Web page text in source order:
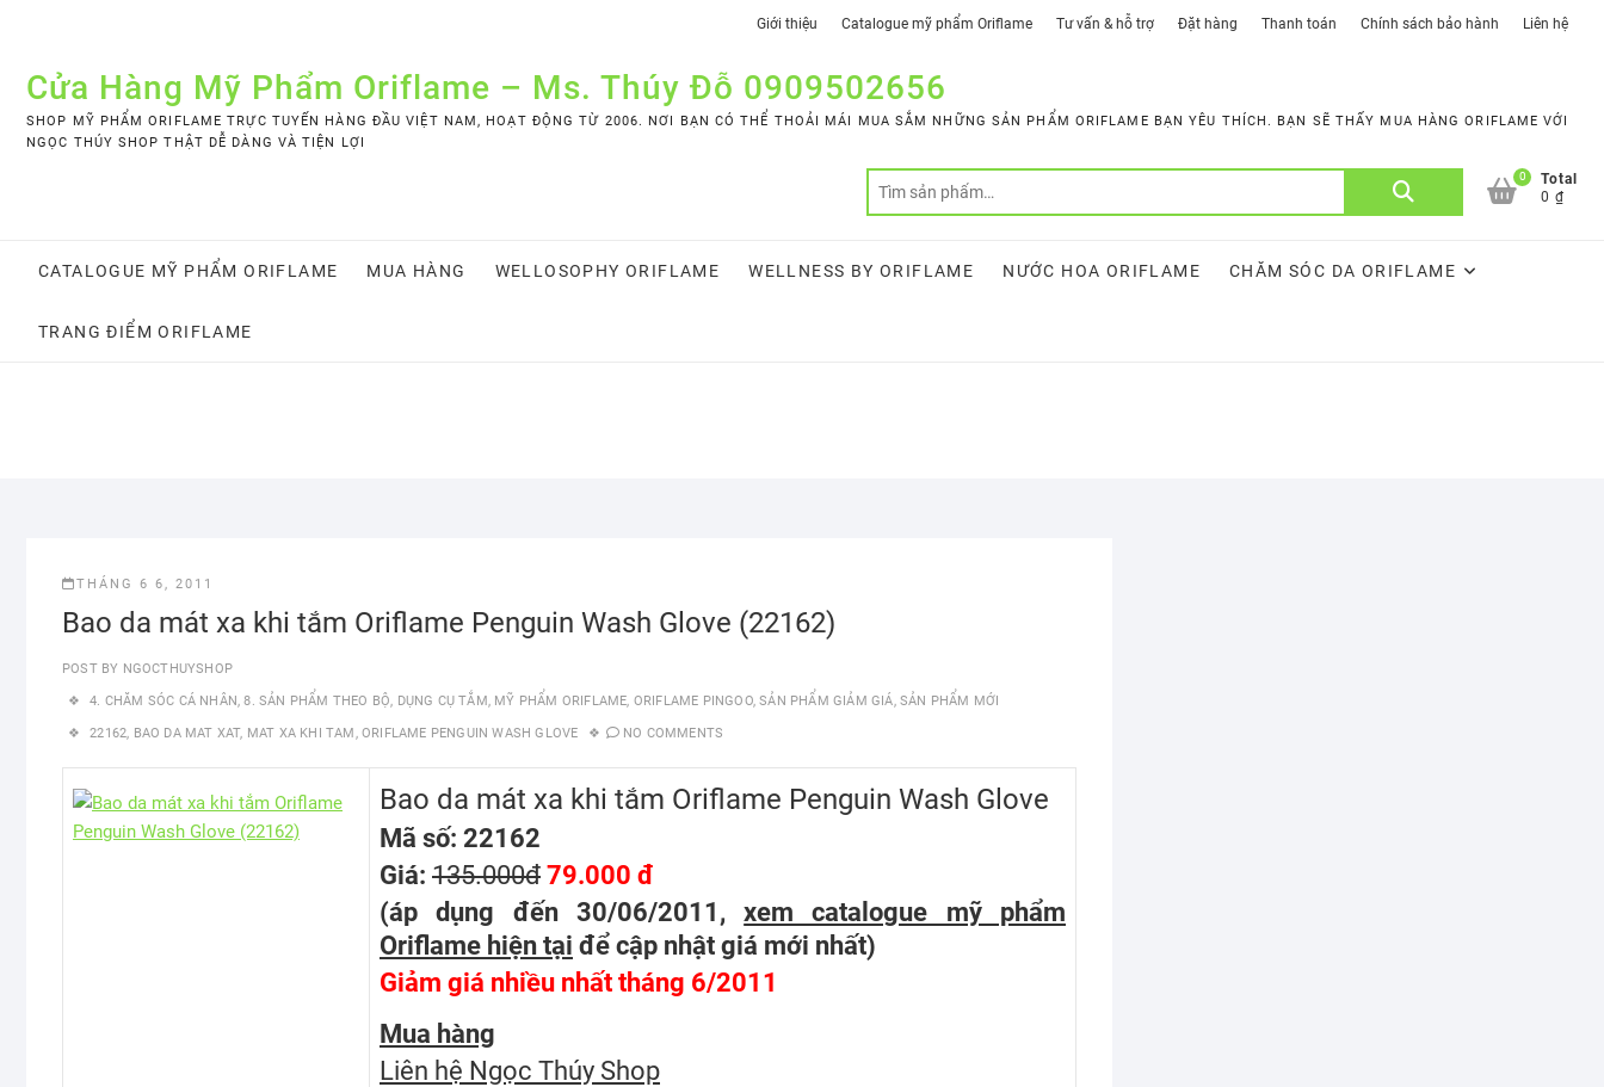
content
Giới thiệu Catalogue mỹ phẩm Oriflame Tư vấn & hỗ trợ Đặt hàng Thanh toán Chính sách bảo hành Liên hệ
Cửa Hàng Mỹ Phẩm Oriflame – Ms. Thúy Đỗ 0909502656
SHOP MỸ PHẨM ORIFLAME TRỰC TUYẾN HÀNG ĐẦU VIỆT NAM, HOẠT ĐỘNG TỪ 2006. NƠI BẠN CÓ THỂ THOẢI MÁI MUA SẮM NHỮNG SẢN PHẨM ORIFLAME BẠN YÊU THÍCH. BẠN SẼ THẤY MUA HÀNG ORIFLAME VỚI
NGỌC THÚY SHOP THẬT DỄ DÀNG VÀ TIỆN LỢI
0
Total
0 ₫
CATALOGUE MỸ PHẨM ORIFLAME MUA HÀNG WELLOSOPHY ORIFLAME WELLNESS BY ORIFLAME NƯỚC HOA ORIFLAME CHĂM SÓC DA ORIFLAME
TRANG ĐIỂM ORIFLAME
THÁNG 6 6, 2011
Bao da mát xa khi tắm Oriflame Penguin Wash Glove (22162)
POST BY NGOCTHUYSHOP
4. CHĂM SÓC CÁ NHÂN,8. SẢN PHẨM THEO BỘ, DỤNG CỤ TẮM, MỸ PHẨM ORIFLAME, ORIFLAME PINGOO,SẢN PHẨM GIẢM GIÁ,SẢN PHẨM MỚI
22162, BAO DA MAT XAT, MAT XA KHI TAM,ORIFLAME PENGUIN WASH GLOVE NO COMMENTS
Bao da mát xa khi tắm Oriflame Penguin Wash Glove
Mã số: 22162
Giá: 135.000đ 79.000 đ
(áp dụng đến 30/06/2011,xem catalogue mỹ phẩm
Oriflame hiện tại để cập nhật giá mới nhất)
Giảm giá nhiều nhất tháng 6/2011
Mua hàng
Liên hệ Ngọc Thúy Shop